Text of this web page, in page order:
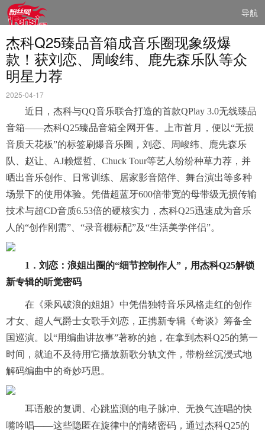
导航
杰科Q25臻品音箱成音乐圈现象级爆
款！获刘恋、周峻纬、鹿先森乐队等众
明星力荐
2025-04-17
近日，杰科与QQ音乐联合打造的首款QPlay 3.0无线臻品
音箱——杰科Q25臻品音箱全网开售。上市首月，便以“无损
音质天花板”的标签刷爆音乐圈，刘恋、周峻纬、鹿先森乐
队、赵让、AJ赖煜哲、Chuck Tour等艺人纷纷种草力荐，并
晒出音乐创作、日常训练、居家影音陪伴、舞台演出等多种
场景下的使用体验。凭借超蓝牙600倍带宽的母带级无损传输
技术与超CD音质6.53倍的硬核实力，杰科Q25迅速成为音乐
人的“创作刚需”、“录音棚标配”及“生活美学伴侣”。
1． 刘恋：浪姐出圈的“细节控制作人”，用杰科Q25解锁
新专辑的听觉密码
在《乘风破浪的姐姐》中凭借独特音乐风格走红的创作
才女、超人气爵士女歌手刘恋，正携新专辑《奇谈》筹备全
国巡演。以“用编曲讲故事”著称的她，在拿到杰科Q25的第一
时间，就迫不及待用它播放新歌分轨文件，带粉丝沉浸式地
解码编曲中的奇妙巧思。
耳语般的复调、心跳监测的电子脉冲、无换气连唱的快
嘴吟唱——这些隐匿在旋律中的情绪密码，通过杰科Q25的